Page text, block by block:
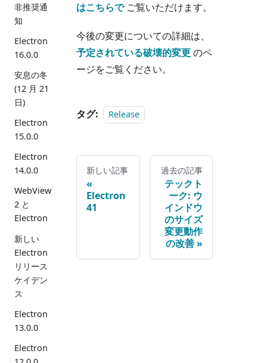
非推奨通
知
Electron
16.0.0
安息の冬
(12 月 21
日)
Electron
15.0.0
Electron
14.0.0
WebView
2 と
Electron
新しい
Electron
リリース
ケイデン
ス
Electron
13.0.0
Electron
はこちらでご覧いただけます。
今後の変更についての詳細は、
予定されている破壊的変更のペ
ージをご覧ください。
タグ: Release
新しい記事
Electron
41
過去の記事
テックト
ーク: ウ
インドウ
のサイズ
変更動作
の改善